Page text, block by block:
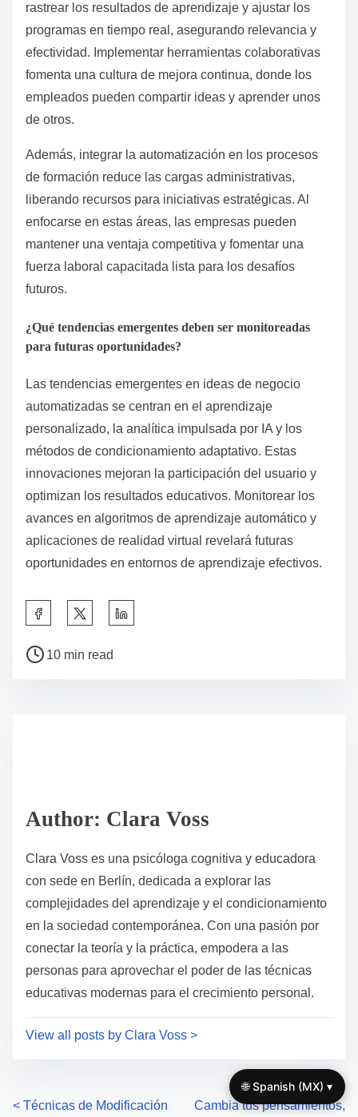
rastrear los resultados de aprendizaje y ajustar los
programas en tiempo real, asegurando relevancia y
efectividad. Implementar herramientas colaborativas
fomenta una cultura de mejora continua, donde los
empleados pueden compartir ideas y aprender unos
de otros.
Además, integrar la automatización en los procesos
de formación reduce las cargas administrativas,
liberando recursos para iniciativas estratégicas. Al
enfocarse en estas áreas, las empresas pueden
mantener una ventaja competitiva y fomentar una
fuerza laboral capacitada lista para los desafíos
futuros.
¿Qué tendencias emergentes deben ser monitoreadas
para futuras oportunidades?
Las tendencias emergentes en ideas de negocio
automatizadas se centran en el aprendizaje
personalizado, la analítica impulsada por IA y los
métodos de condicionamiento adaptativo. Estas
innovaciones mejoran la participación del usuario y
optimizan los resultados educativos. Monitorear los
avances en algoritmos de aprendizaje automático y
aplicaciones de realidad virtual revelará futuras
oportunidades en entornos de aprendizaje efectivos.
a
p
s
t
o
n
:
P
t
i
10 min read
Author: Clara Voss
Clara Voss es una psicóloga cognitiva y educadora
con sede en Berlín, dedicada a explorar las
complejidades del aprendizaje y el condicionamiento
en la sociedad contemporánea. Con una pasión por
conectar la teoría y la práctica, empodera a las
personas para aprovechar el poder de las técnicas
educativas modernas para el crecimiento personal.
View all posts by Clara Voss >
P
< Técnicas de Modificación Cambia tus pensamientos,
🌐 Spanish (MX) ▾